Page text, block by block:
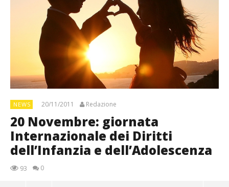
NEWS 20/11/2011 Redazione
20 Novembre: giornata
Internazionale dei Diritti
dell’Infanzia e dell’Adolescenza
93 0